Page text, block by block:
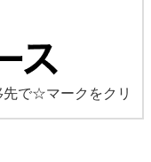
先で☆マークをクリ